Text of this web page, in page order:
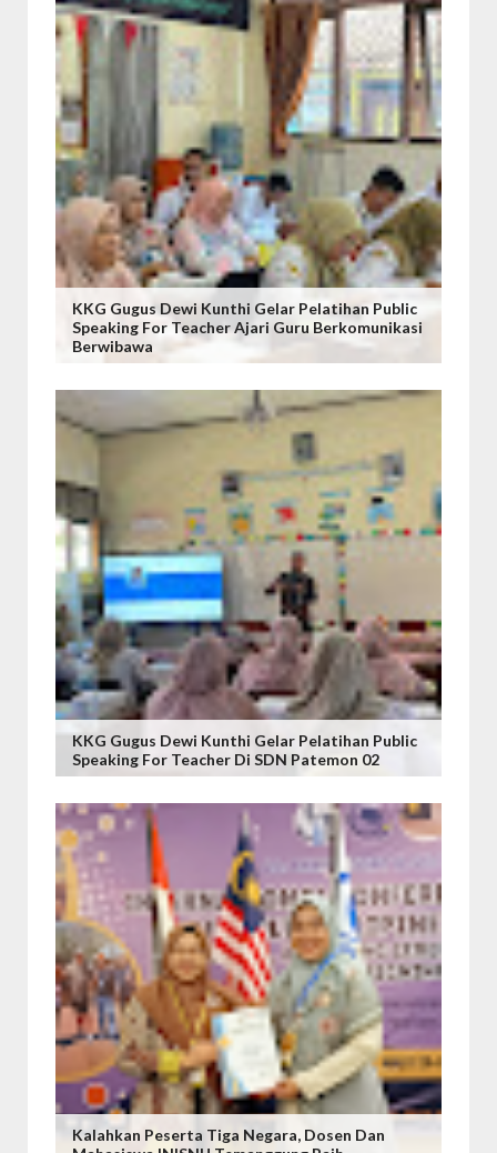
KKG Gugus Dewi Kunthi Gelar Pelatihan Public
Speaking For Teacher Ajari Guru Berkomunikasi
Berwibawa
KKG Gugus Dewi Kunthi Gelar Pelatihan Public
Speaking For Teacher Di SDN Patemon 02
Kalahkan Peserta Tiga Negara, Dosen Dan